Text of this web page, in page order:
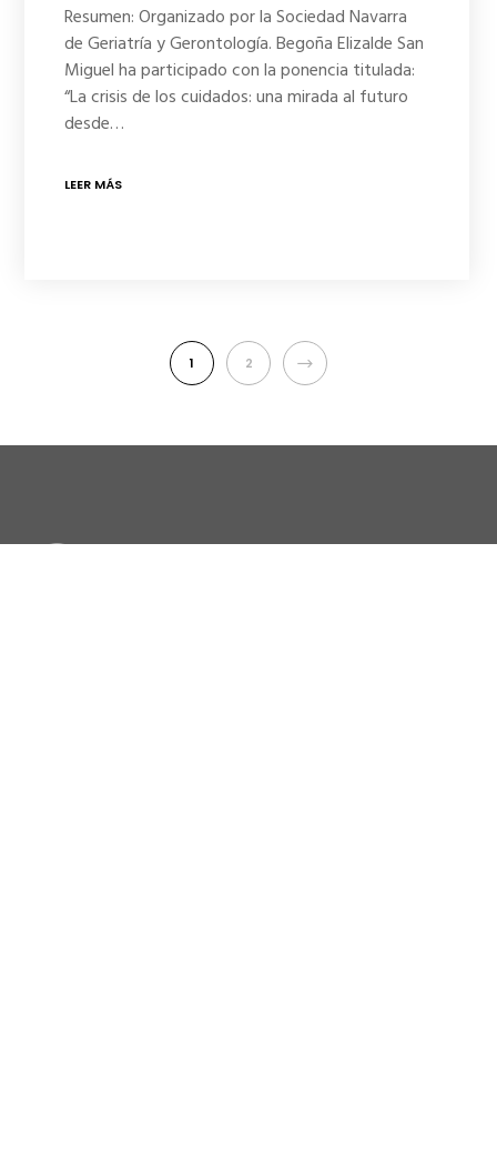
Resumen: Organizado por la Sociedad Navarra
de Geriatría y Gerontología. Begoña Elizalde San
Miguel ha participado con la ponencia titulada:
“La crisis de los cuidados: una mirada al futuro
desde…
LEER MÁS
1 2